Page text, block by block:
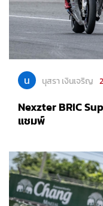
น นุสรา เงินเจริญ
Nexzter BRIC
แชมพ์